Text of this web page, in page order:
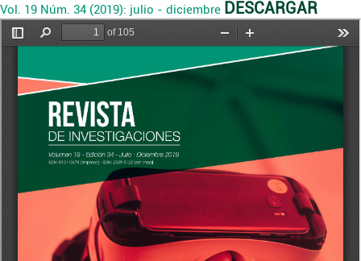
Vol. 19 Núm. 34 (2019): julio - diciembre DESCARGAR